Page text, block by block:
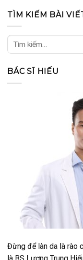
TÌM KIẾM BÀI
BÁC SĨ HIẾU
Đừng để làn da là rào
là BS Lương Trung